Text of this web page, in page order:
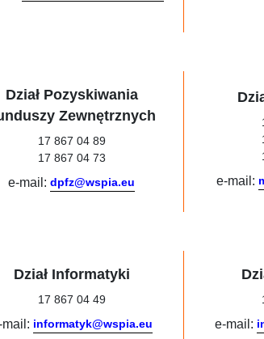
Dział Pozyskiwania
Zewnętrznych
17 867 04 89
17 867 04 73
e-mail: dpfz@wspia.eu e-mail:
Dział Informatyki
17 867 04 49
mail: informatyk@wspia.eu e-mail: